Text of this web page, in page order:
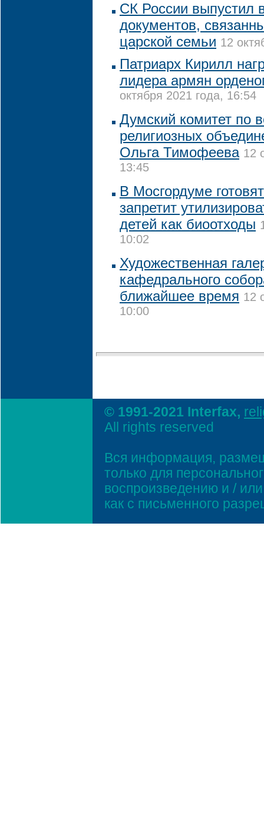
СК России выпустил
документов,
царской семьи 12
Патриарх Кирилл
лидера армян
октября 2021 года, 16:54
Думский комитет по
религиозных
Ольга Тимофеева 12
13:45
В Мосгордуме
запретит
детей как биоотходы
10:02
Художественная
кафедрального
ближайшее время 12
10:00
© 1991-2021 Interfax,
All rights reserved
Вся информация,
только для
воспроизведению и /
как с письменного